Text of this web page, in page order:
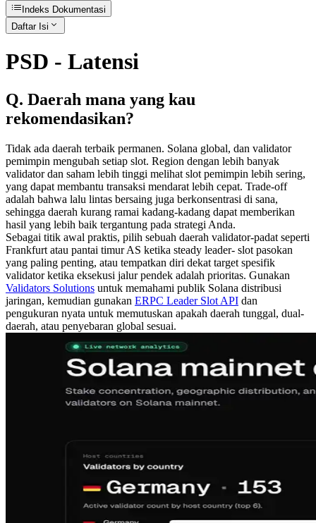
Indeks Dokumentasi
Daftar Isi
PSD - Latensi
Q. Daerah mana yang kau
rekomendasikan?
Tidak ada daerah terbaik permanen. Solana global, dan validator
pemimpin mengubah setiap slot. Region dengan lebih banyak
validator dan saham lebih tinggi melihat slot pemimpin lebih sering,
yang dapat membantu transaksi mendarat lebih cepat. Trade-off
adalah bahwa lalu lintas bersaing juga berkonsentrasi di sana,
sehingga daerah kurang ramai kadang-kadang dapat memberikan
hasil yang lebih baik tergantung pada strategi Anda.
Sebagai titik awal praktis, pilih sebuah daerah validator-padat seperti
Frankfurt atau pantai timur AS ketika steady leader- slot pasokan
yang paling penting, atau tempatkan diri dekat target spesifik
validator ketika eksekusi jalur pendek adalah prioritas. Gunakan
Validators Solutions untuk memahami publik Solana distribusi
jaringan, kemudian gunakan ERPC Leader Slot API dan
pengukuran nyata untuk memutuskan apakah daerah tunggal, dual-
daerah, atau penyebaran global sesuai.